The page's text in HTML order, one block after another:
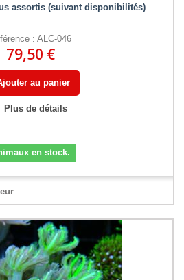
assortis (suivant disponibilités)
: ALC-046
79,50 €
au panier
Plus de détails
en stock.